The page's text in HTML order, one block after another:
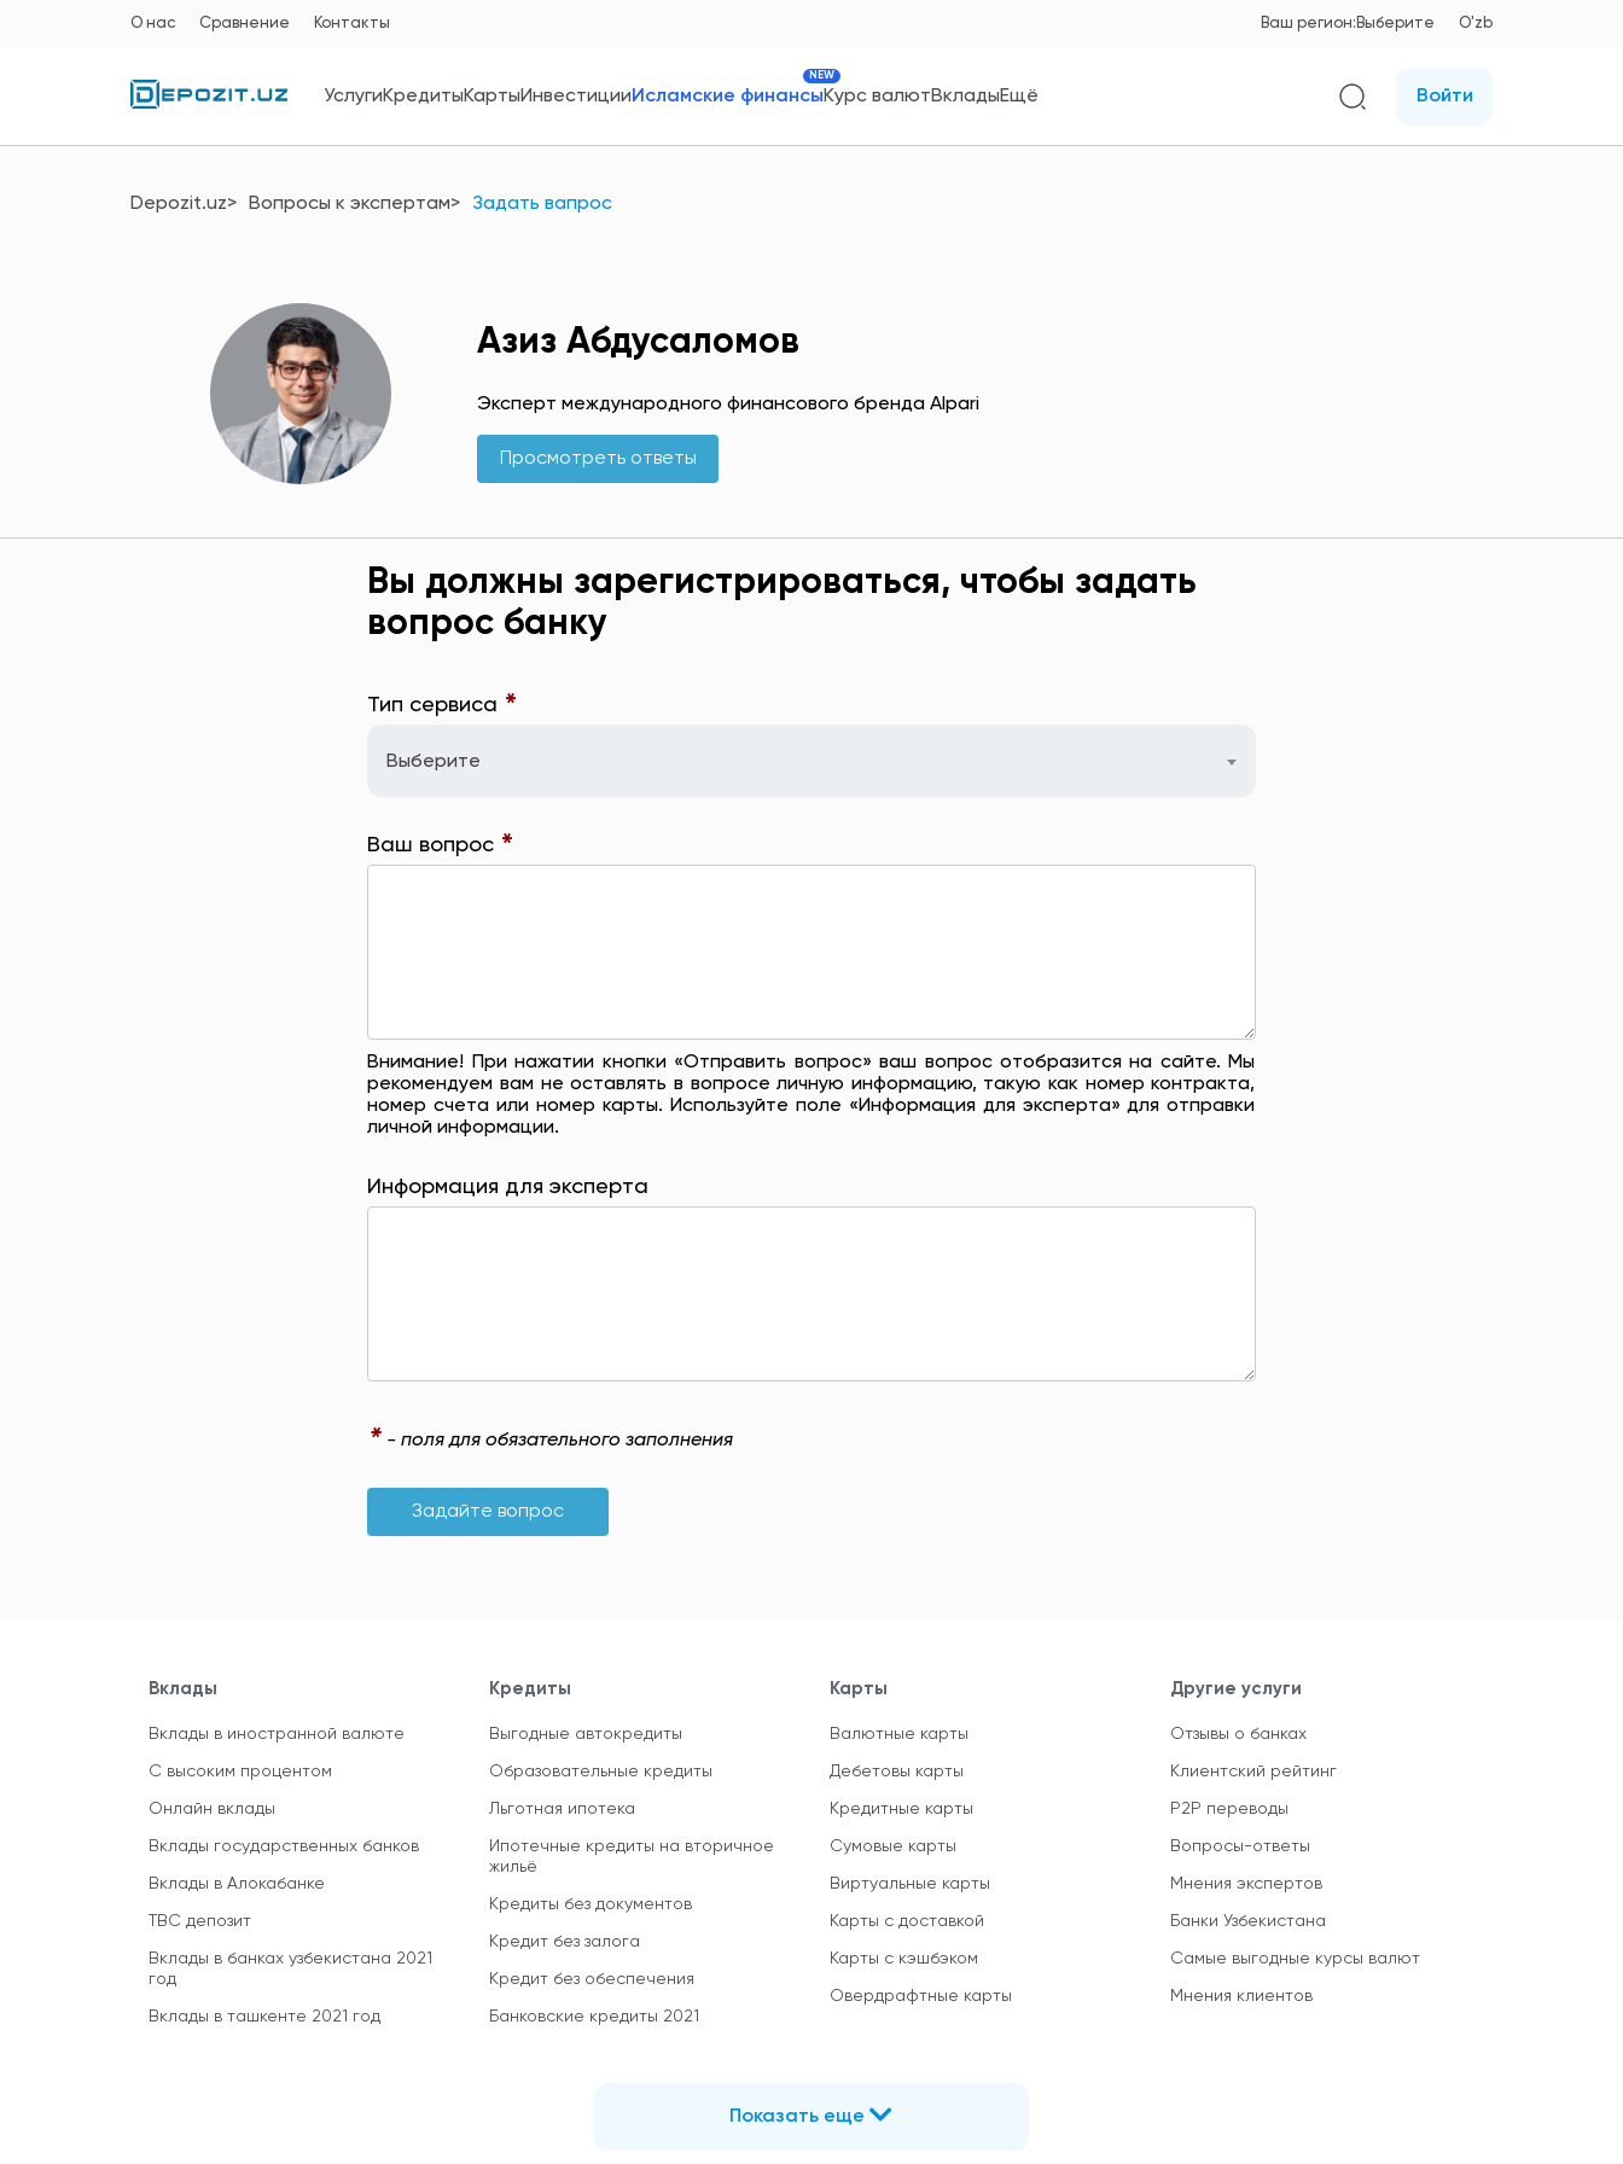
О нас Сравнение Контакты Ваш регион: Выберите O'zb
УслугиКредитыКартыИнвестицииИсламские финансы
NEW
Курс валютВкладыЕщё Войти
Depozit.uz Вопросы к экспертам Задать вапрос
Азиз Абдусаломов
Эксперт международного финансового бренда Alpari
Просмотреть ответы
Вы должны зарегистрироваться, чтобы задать
вопрос банку
Тип сервиса *
Выберите
Ваш вопрос *
Внимание! При нажатии кнопки «Отправить вопрос» ваш вопрос отобразится на сайте. Мы
рекомендуем вам не оставлять в вопросе личную информацию, такую ​​как номер контракта,
номер счета или номер карты. Используйте поле «Информация для эксперта» для отправки
личной информации.
Информация для эксперта
* - поля для обязательного заполнения
Задайте вопрос
Вклады
Вклады в иностранной валюте
С высоким процентом
Онлайн вклады
Вклады государственных банков
Вклады в Алокабанке
TBC депозит
Вклады в банках узбекистана 2021
год
Вклады в ташкенте 2021 год
Кредиты
Выгодные автокредиты
Образовательные кредиты
Льготная ипотека
Ипотечные кредиты на вторичное
жильё
Кредиты без документов
Кредит без залога
Кредит без обеспечения
Банковские кредиты 2021
Карты
Валютные карты
Дебетовы карты
Кредитные карты
Сумовые карты
Виртуальные карты
Карты с доставкой
Карты с кэшбэком
Овердрафтные карты
Другие услуги
Отзывы о банках
Клиентский рейтинг
P2P переводы
Вопросы-ответы
Мнения экспертов
Банки Узбекистана
Самые выгодные курсы валют
Мнения клиентов
Показать еще